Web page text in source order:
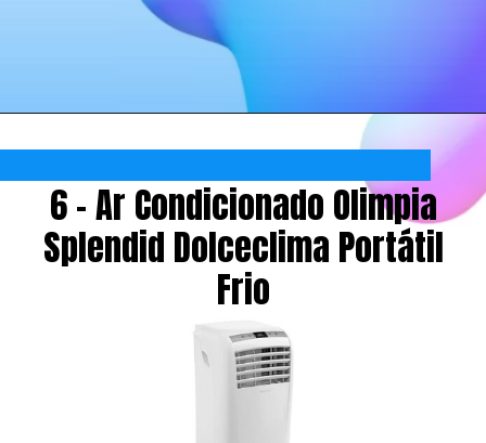
6 - Ar Condicionado Olimpia
Splendid Dolceclima Portátil
Frio